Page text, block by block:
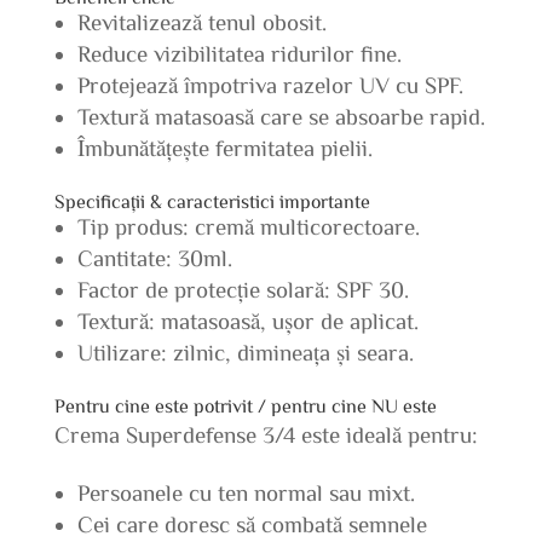
Revitalizează tenul obosit.
Reduce vizibilitatea ridurilor fine.
Protejează împotriva razelor UV cu SPF.
Textură matasoasă care se absoarbe rapid.
Îmbunătățește fermitatea pielii.
Specificații & caracteristici importante
Tip produs: cremă multicorectoare.
Cantitate: 30ml.
Factor de protecție solară: SPF 30.
Textură: matasoasă, ușor de aplicat.
Utilizare: zilnic, dimineața și seara.
Pentru cine este potrivit / pentru cine NU este
Crema Superdefense 3/4 este ideală pentru:
Persoanele cu ten normal sau mixt.
Cei care doresc să combată semnele